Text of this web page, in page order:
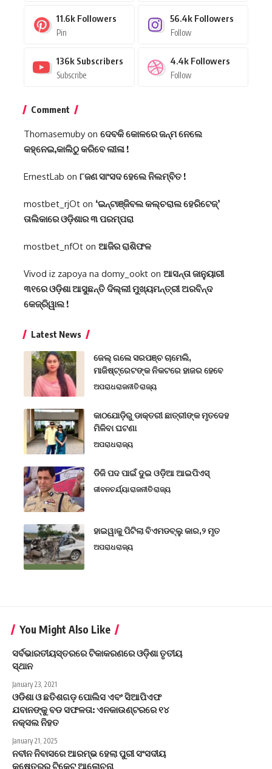
11.6k Followers
Pin
56.4k Followers
Follow
136k Subscribers
Subscribe
4.4k Followers
Follow
Comment
Thomasemuby on ଦେବକି କୋଳରେ ଜନ୍ମ ନେଲେ
କହ୍ନେଇ,କାଲିଠୁ କରିବେ ଲୀଳା !
ErnestLab on ୮ଜଣ ସାଂସଦ ହେଲେ ନିଲମ୍ବିତ !
mostbet_rjOt on ‘ଇନ୍‌ଟାଞ୍ଜିବଲ କଲ୍‌ଚରାଲ ହେରିଟେଜ୍‌’
ତାଲିକାରେ ଓଡ଼ିଶାର ୩ ପରମ୍ପରା
mostbet_nfOt on ଆଜିର ରାଶିଫଳ
Vivod iz zapoya na domy_ookt on ଆସନ୍ତା ଜାନୁୟାରୀ
୩୧ରେ ଓଡ଼ିଶା ଆସୁଛନ୍ତି ଦିଲ୍ଲୀ ମୁଖ୍ୟମନ୍ତ୍ରୀ ଅରବିନ୍ଦ
କେଜ୍ରିୱାଲ !
Latest News
ଜେଲ୍ ଗଲେ ସରପଞ୍ଚ ଚାମେଲି,
ମାଜିଷ୍ଟ୍ରେଟଙ୍କ ନିକଟରେ ହାଜର ହେବେ
ଅପରାଧରାଜନୀତିରାଜ୍ୟ
କାଠଯୋଡ଼ିରୁ ଡାକ୍ତରୀ ଛାତ୍ରୀଙ୍କ ମୃତଦେହ
ମିଳିବା ଘଟଣା
ଅପରାଧରାଜ୍ୟ
ଡିଜି ପଦ ପାଇଁ ଦୁଇ ଓଡ଼ିଆ ଆଇପିଏସ୍
ଜୀବନଚର୍ଯ୍ୟାରାଜନୀତିରାଜ୍ୟ
ହାଇୱାକୁ ପିଟିଲା ବିଏମଡବ୍ଲୁ କାର,୨ ମୃତ
ଅପରାଧରାଜ୍ୟ
You Might Also Like
ସର୍ବଭାରତୀୟସ୍ତରରେ ଟିକାକରଣରେ ଓଡ଼ିଶା ତୃତୀୟ
ସ୍ଥାନ
January 23, 2021
ଓଡିଶା ଓ ଛତିଶଗଡ଼ ପୋଲିସ ଏବଂ ସିଆପିଏଫ
ଯବାନଙ୍କୁ ବଡ ସଫଳତା: ଏନକାଉଣ୍ଟରରେ ୧୪
ନକ୍ସଲ ନିହତ
January 21, 2025
ନବୀନ ନିବାସରେ ଆରମ୍ଭ ହେଲା ପୁରୀ ସଂସଦୀୟ
କ୍ଷେତ୍ରର ଟିକେଟ ଆଲୋଚନା